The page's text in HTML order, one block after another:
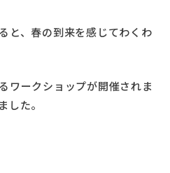
と、春の到来を感じてわくわ
ワークショップが開催されま
した。